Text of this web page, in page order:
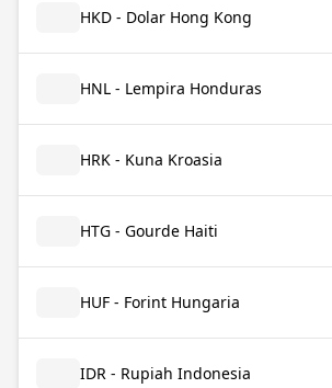
HKD - Dolar Hong Kong
HNL - Lempira Honduras
HRK - Kuna Kroasia
HTG - Gourde Haiti
HUF - Forint Hungaria
IDR - Rupiah Indonesia